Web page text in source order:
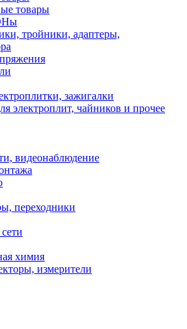
товары
тройники, адаптеры,
зажигалки
электроплит, чайников и прочее
видеонаблюдение
переходники
химия
измерители